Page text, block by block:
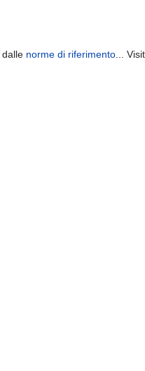
dalle norme di riferimento ...